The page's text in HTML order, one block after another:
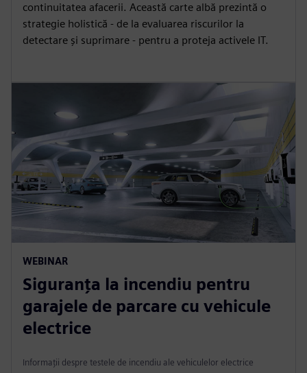
continuitatea afacerii. Această carte albă prezintă o
strategie holistică - de la evaluarea riscurilor la
detectare și suprimare - pentru a proteja activele IT.
WEBINAR
Siguranța la incendiu pentru
garajele de parcare cu vehicule
electrice
Informații despre testele de incendiu ale vehiculelor electrice